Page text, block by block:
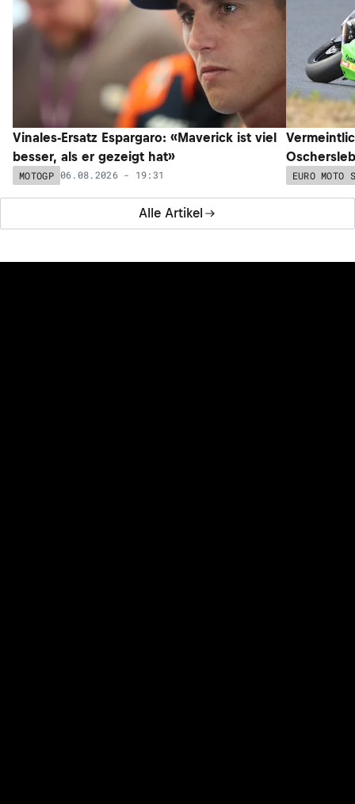
Alle Artikel
Vinales-Ersatz Espargaro: «Maverick ist viel
besser, als er gezeigt hat»
MOTOGP 06.08.2026 - 19:31 EURO MOTO